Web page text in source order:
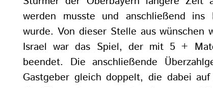
werden musste und anschließend ins
wurde. Von dieser Stelle aus wünschen
Israel war das Spiel, der mit 5 +
beendet. Die anschließende
Gastgeber gleich doppelt, die dabei